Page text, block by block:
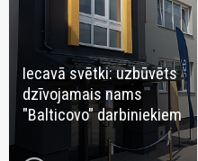
Iecavā svētki: uzbūvēts
dzīvojamais nams
"Balticovo" darbiniekiem